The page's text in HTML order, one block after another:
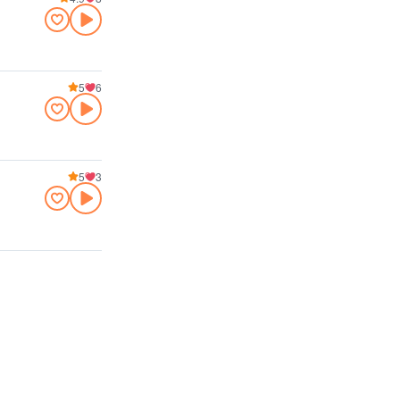
5 6
5 3